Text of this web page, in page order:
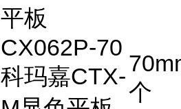
平板
CX062P-70
科玛嘉CTX-
个